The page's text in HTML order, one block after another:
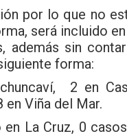
por lo que no
será incluido
además sin
forma:
2 en
Viña del Mar.
La Cruz, 0